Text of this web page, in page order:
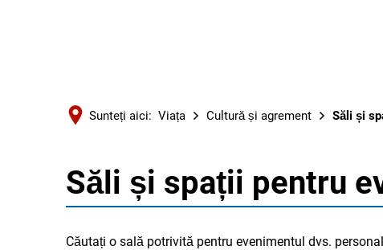
Sunteți aici: Viața Cultură și agrement Săli și
Săli și spații pentru
Căutați o sală potrivită pentru evenimentul dvs.